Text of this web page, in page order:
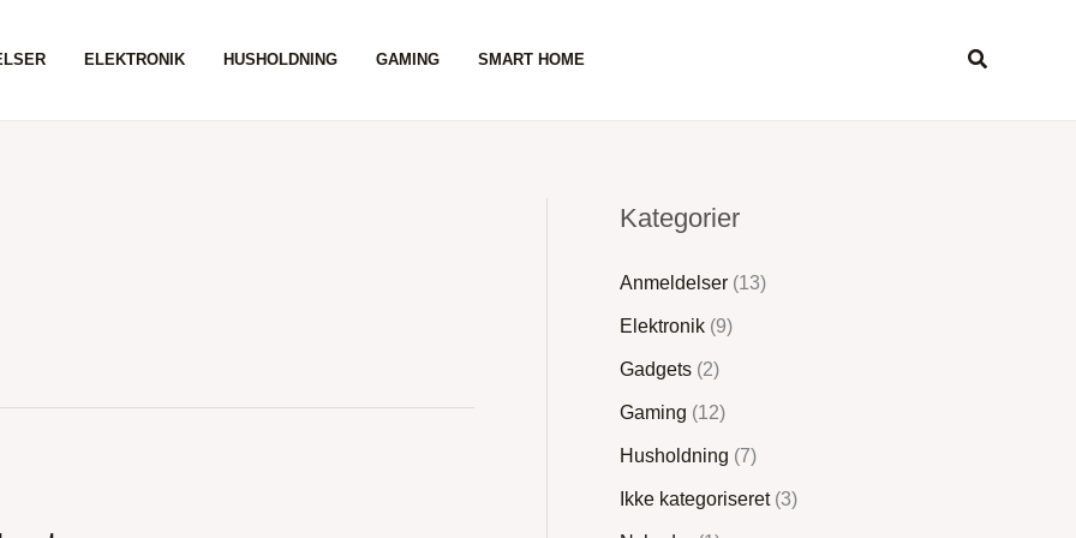
ELEKTRONIK HUSHOLDNING GAMING SMART HOME Søg
Kategorier
Anmeldelser (13)
Elektronik (9)
Gadgets (2)
Gaming (12)
Husholdning (7)
Ikke kategoriseret(3)